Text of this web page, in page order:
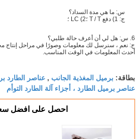
س: ما هي مدة السداد؟
ج: 1) دفع T / T ؛2) LC ؛
6. س: هل لي أن أعرف حالة طلبي؟
ج: نعم ، سنرسل لك معلومات وصورًا في مراحل
أحدث المعلومات في الوقت المناسب.
بطاقة: برميل المغذية الجانب , عناصر الطارد
عناصر برميل الطارد ، أجزاء آلة الطارد التوأم
احصل على افضل